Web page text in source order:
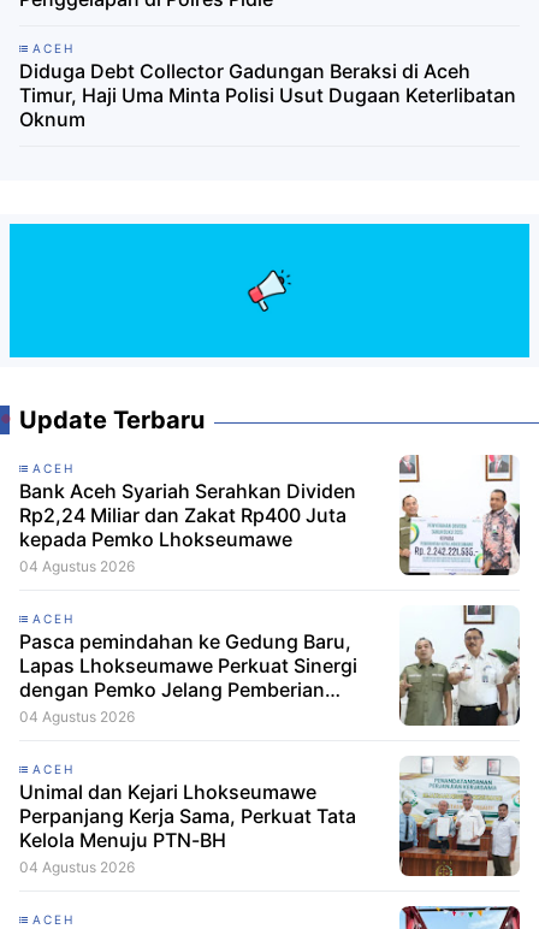
ACEH
Diduga Debt Collector Gadungan Beraksi di Aceh
Timur, Haji Uma Minta Polisi Usut Dugaan Keterlibatan
Oknum
Update Terbaru
ACEH
Bank Aceh Syariah Serahkan Dividen
Rp2,24 Miliar dan Zakat Rp400 Juta
kepada Pemko Lhokseumawe
04 Agustus 2026
ACEH
Pasca pemindahan ke Gedung Baru,
Lapas Lhokseumawe Perkuat Sinergi
dengan Pemko Jelang Pemberian
Remisi HUT RI
04 Agustus 2026
ACEH
Unimal dan Kejari Lhokseumawe
Perpanjang Kerja Sama, Perkuat Tata
Kelola Menuju PTN-BH
04 Agustus 2026
ACEH